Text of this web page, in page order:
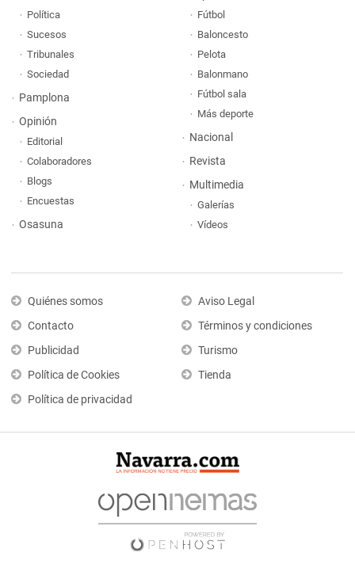
Política
Sucesos
Tribunales
Sociedad
Pamplona
Opinión
Editorial
Colaboradores
Blogs
Encuestas
Osasuna
Fútbol
Baloncesto
Pelota
Balonmano
Fútbol sala
Más deporte
Nacional
Revista
Multimedia
Galerías
Vídeos
Quiénes somos
Contacto
Publicidad
Política de Cookies
Política de privacidad
Aviso Legal
Términos y condiciones
Turismo
Tienda